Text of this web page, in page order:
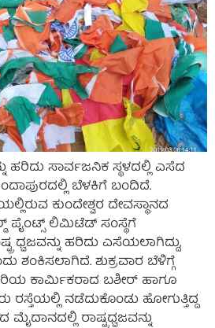
ಹರಿದು ಸಾರ್ವಜನಿಕ ಸ್ಥಳದಲ್ಲಿ ಎಸೆದ
ಬೆಳಕಿಗೆ ಬಂದಿದೆ.
ಕುಂದೇಶ್ವರ ದೇವಸ್ಥಾನದ
ಲಿಮಿಟೆಡ್ ಸಂಸ್ಥೆಗೆ
ಧ್ವಜವನ್ನು ಹರಿದು ಎಸೆಯಲಾಗಿದ್ದು,
ಶಂಕಿಸಲಾಗಿದೆ. ಶುಕ್ರವಾರ ಬೆಳಿಗ್ಗೆ
ಕಾರ್ಮಿಕರಾದ ಬಶೀರ್ ಹಾಗೂ
ನಡೆದುಕೊಂಡು ಹೋಗುತ್ತಿದ್ದ
ರಾಷ್ಟ್ರಧ್ವಜವನ್ನು